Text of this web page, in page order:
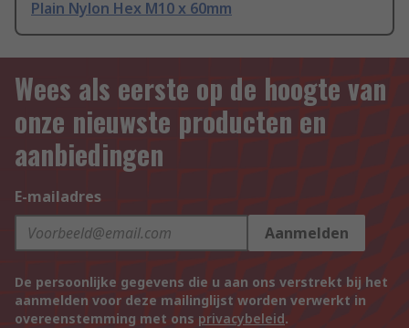
Plain Nylon Hex M10 x 60mm
Wees als eerste op de hoogte van
onze nieuwste producten en
aanbiedingen
E-mailadres
Aanmelden
De persoonlijke gegevens die u aan ons verstrekt bij het
aanmelden voor deze mailinglijst worden verwerkt in
overeenstemming met ons privacybeleid.